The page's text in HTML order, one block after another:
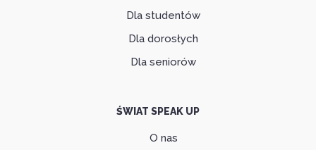
Dla studentów
Dla dorosłych
Dla seniorów
ŚWIAT SPEAK UP
O nas